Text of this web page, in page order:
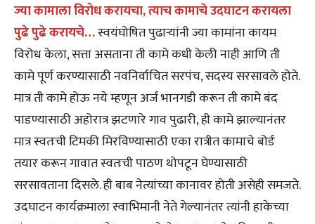
ज्या कामाला विरोध करायचा, त्याच कामाचे उदघाटन करायला
पुढे पुढे करायचे…स्वयंघोषित पुढाऱ्यांनी ज्या कामांना कायम
विरोध केला, सत्ता असताना ती कामे कधी केली नाही आणि ती
कामे पूर्ण करण्यासाठी नवनिर्वाचित सरपंच, सदस्य सरसावले होते.
मात्र ती कामे होऊ नये म्हणून अर्ज भानगडी करून ती कामे बंद
पाडण्यासाठी अहोरात्र झटणारे गाव पुढारी, ही कामे झाल्यानंतर
मात्र स्वतःची टिमकी मिरविण्यासाठी एका रात्रीत कामाचे बोर्ड
तयार करून गावात स्वतःची पाठण थोपटून घेण्यासाठी
सरसावताना दिसले. ही बाब नेत्यांच्या कानावर होती असेही समजते.
उदघाटन कार्यक्रमाला स्वाभिमानी नेते गेल्यानंतर त्यांनी हाकेच्या